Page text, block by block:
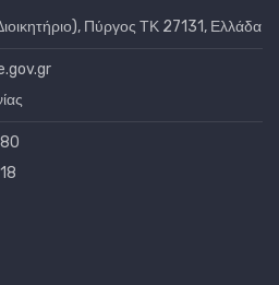
Πύργος ΤΚ 27131, Ελλάδα